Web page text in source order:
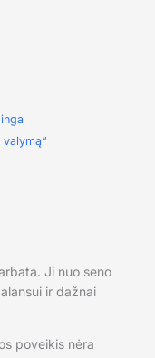
Ji nuo seno
ir dažnai
poveikis nėra